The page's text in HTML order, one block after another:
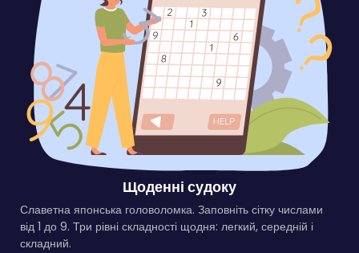
Щоденні судоку
Славетна японська головоломка. Заповніть сітку числами
від 1 до 9. Три рівні складності щодня: легкий, середній і
складний.